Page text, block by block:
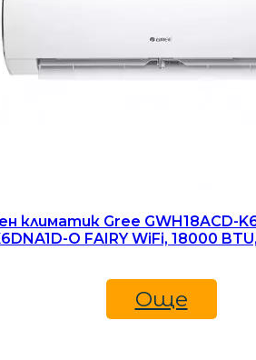
климатик Gree GWH18ACD-
O FAIRY WiFi, 18000
Още